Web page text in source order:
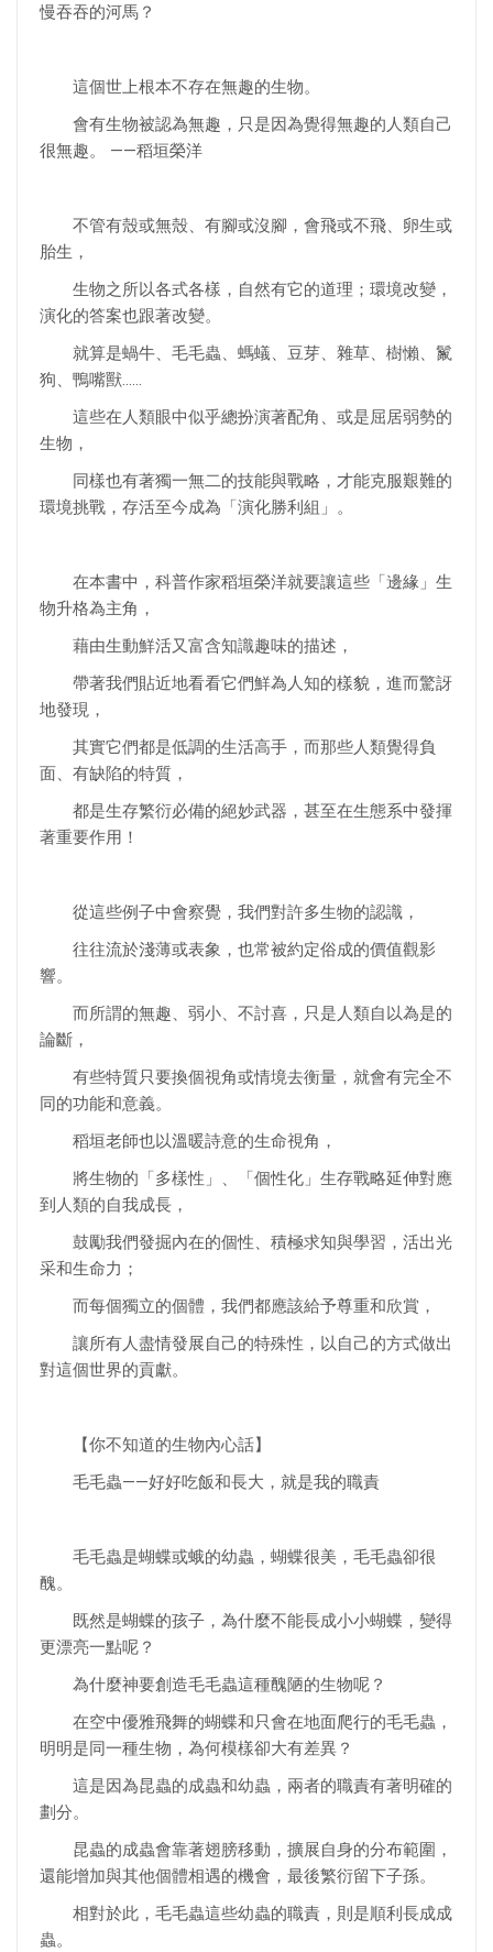
慢吞吞的河馬？
這個世上根本不存在無趣的生物。
會有生物被認為無趣，只是因為覺得無趣的人類自己
很無趣。 ——稻垣榮洋
不管有殼或無殼、有腳或沒腳，會飛或不飛、卵生或
胎生，
生物之所以各式各樣，自然有它的道理；環境改變，
演化的答案也跟著改變。
就算是蝸牛、毛毛蟲、螞蟻、豆芽、雜草、樹懶、鬣
狗、鴨嘴獸……
這些在人類眼中似乎總扮演著配角、或是屈居弱勢的
生物，
同樣也有著獨一無二的技能與戰略，才能克服艱難的
環境挑戰，存活至今成為「演化勝利組」。
在本書中，科普作家稻垣榮洋就要讓這些「邊緣」生
物升格為主角，
藉由生動鮮活又富含知識趣味的描述，
帶著我們貼近地看看它們鮮為人知的樣貌，進而驚訝
地發現，
其實它們都是低調的生活高手，而那些人類覺得負
面、有缺陷的特質，
都是生存繁衍必備的絕妙武器，甚至在生態系中發揮
著重要作用！
從這些例子中會察覺，我們對許多生物的認識，
往往流於淺薄或表象，也常被約定俗成的價值觀影
響。
而所謂的無趣、弱小、不討喜，只是人類自以為是的
論斷，
有些特質只要換個視角或情境去衡量，就會有完全不
同的功能和意義。
稻垣老師也以溫暖詩意的生命視角，
將生物的「多樣性」、「個性化」生存戰略延伸對應
到人類的自我成長，
鼓勵我們發掘內在的個性、積極求知與學習，活出光
采和生命力；
而每個獨立的個體，我們都應該給予尊重和欣賞，
讓所有人盡情發展自己的特殊性，以自己的方式做出
對這個世界的貢獻。
【你不知道的生物內心話】
毛毛蟲——好好吃飯和長大，就是我的職責
毛毛蟲是蝴蝶或蛾的幼蟲，蝴蝶很美，毛毛蟲卻很
醜。
既然是蝴蝶的孩子，為什麼不能長成小小蝴蝶，變得
更漂亮一點呢？
為什麼神要創造毛毛蟲這種醜陋的生物呢？
在空中優雅飛舞的蝴蝶和只會在地面爬行的毛毛蟲，
明明是同一種生物，為何模樣卻大有差異？
這是因為昆蟲的成蟲和幼蟲，兩者的職責有著明確的
劃分。
昆蟲的成蟲會靠著翅膀移動，擴展自身的分布範圍，
還能增加與其他個體相遇的機會，最後繁衍留下子孫。
相對於此，毛毛蟲這些幼蟲的職責，則是順利長成成
蟲。